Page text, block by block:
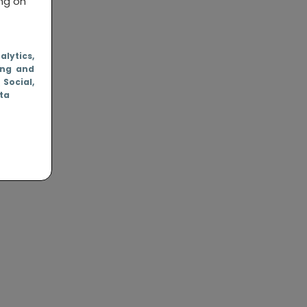
,
and
Social,